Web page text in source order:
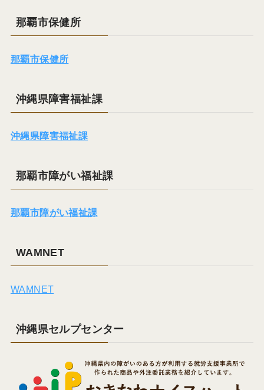
那覇市保健所
那覇市保健所
沖縄県障害福祉課
沖縄県障害福祉課
那覇市障がい福祉課
那覇市障がい福祉課
WAMNET
WAMNET
沖縄県セルプセンター